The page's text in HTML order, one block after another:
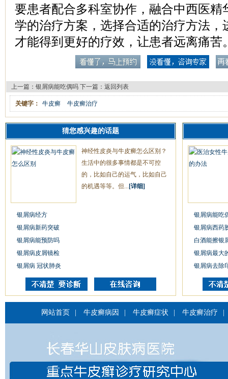
要患者配合多科室协作，融合中西医精
学的治疗方案，选择合适的治疗方法，
才能得到更好的疗效，让患者远离痛苦
上一篇： 银屑病能吃偶吗 下一篇： 返回列表
关键字： 牛皮癣 牛皮癣治疗
猜您感兴趣的话题
神经性皮炎与牛皮癣怎么区别？
生活中的很多事情都是不可控
的，比如自己的运气，比如自己
的机遇等等。但... [详细]
银屑病经方
银屑病新药突破
银屑病能预防吗
银屑病皮屑镜检
银屑病 冠状肺炎
银屑病能吃
银屑病西药
白酒能擦银
银屑病最大
银屑病去除
网站首页 牛皮癣病因 牛皮癣症状 牛皮癣治疗